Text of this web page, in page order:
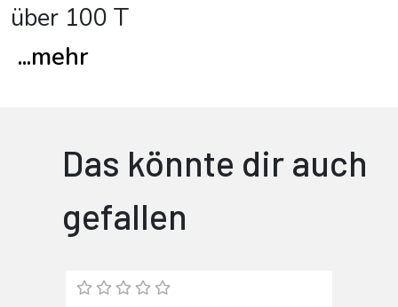
über 100 T
...mehr
Das könnte dir auch
gefallen